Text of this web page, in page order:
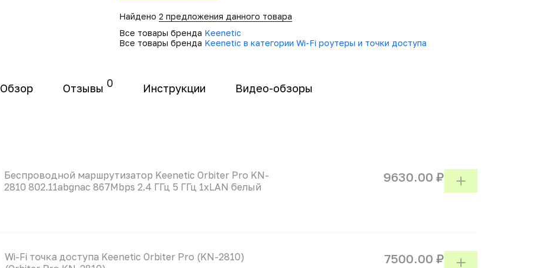
Найдено 2 предложения данного товара
Все товары бренда Keenetic
Все товары бренда Keenetic в категории Wi-Fi роутеры и точки доступа
Обзор Отзывы 0 Инструкции Видео-обзоры
Беспроводной маршрутизатор Keenetic Orbiter Pro KN-
2810 802.11abgnac 867Mbps 2.4 ГГц 5 ГГц 1xLAN белый
9630.00 ₽
Wi-Fi точка доступа Keenetic Orbiter Pro (KN-2810)
7500.00 ₽